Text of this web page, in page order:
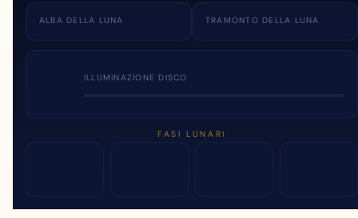
ALBA DELLA LUNA TRAMONTO DELLA LUNA
ILLUMINAZIONE DISCO
FASI LUNARI